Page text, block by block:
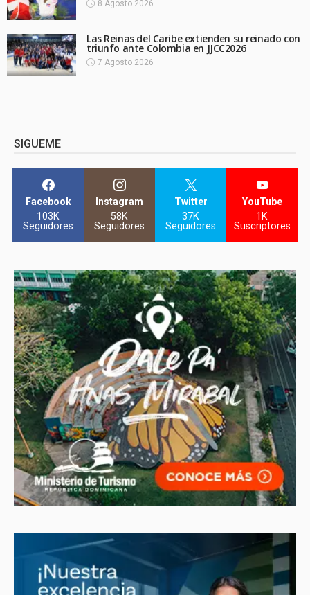
8 Agosto 2026
Las Reinas del Caribe extienden su reinado con
triunfo ante Colombia en JJCC2026
7 Agosto 2026
SIGUEME
Facebook
103K
Seguidores
Instagram
58K
Seguidores
Twitter
37K
Seguidores
YouTube
1K
Suscriptores